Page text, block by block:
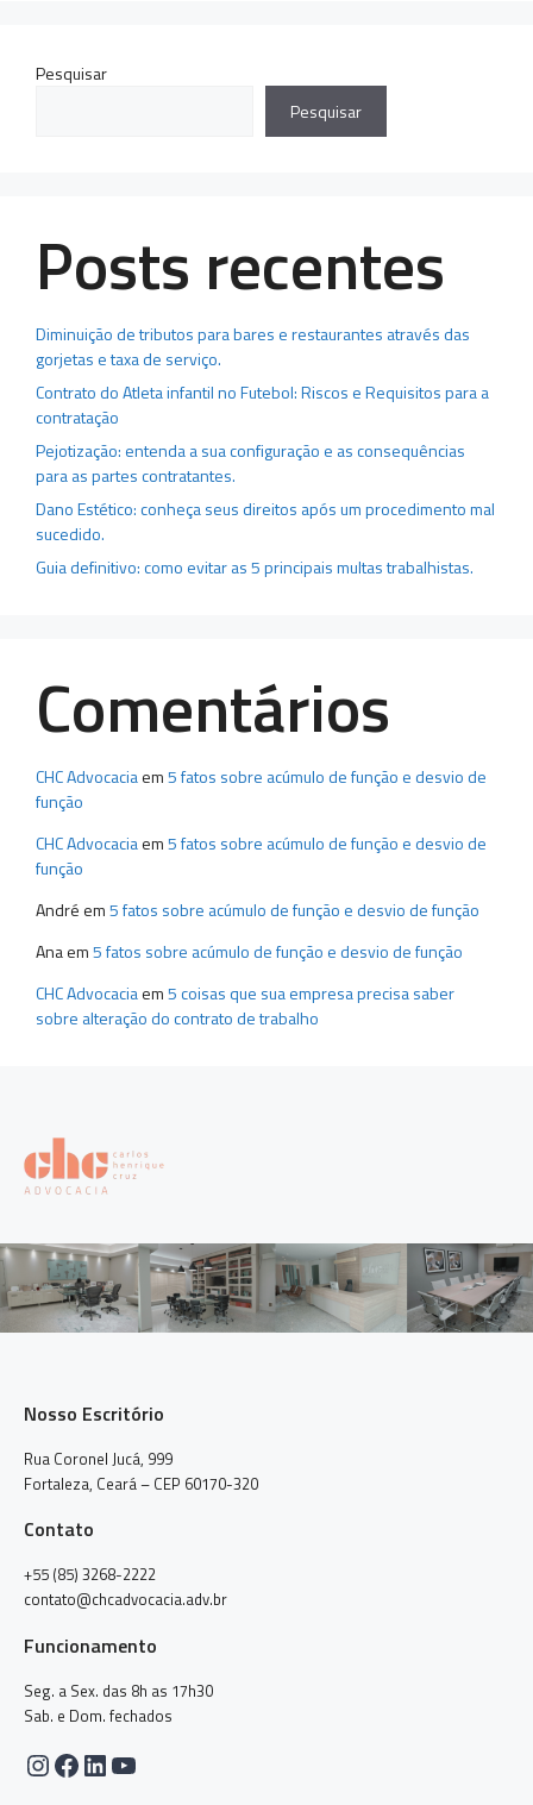
Pesquisar
Pesquisar
Posts recentes
Diminuição de tributos para bares e restaurantes através das
gorjetas e taxa de serviço.
Contrato do Atleta infantil no Futebol: Riscos e Requisitos para a
contratação
Pejotização: entenda a sua configuração e as consequências
para as partes contratantes.
Dano Estético: conheça seus direitos após um procedimento mal
sucedido.
Guia definitivo: como evitar as 5 principais multas trabalhistas.
Comentários
CHC Advocaciaem5 fatos sobre acúmulo de função e desvio de
função
CHC Advocaciaem5 fatos sobre acúmulo de função e desvio de
função
André em5 fatos sobre acúmulo de função e desvio de função
Anaem5 fatos sobre acúmulo de função e desvio de função
CHC Advocaciaem5 coisas que sua empresa precisa saber
sobre alteração do contrato de trabalho
Nosso Escritório
Rua Coronel Jucá, 999
Fortaleza, Ceará – CEP 60170-320
Contato
+55 (85) 3268-2222
contato@chcadvocacia.adv.br
Funcionamento
Seg. a Sex. das 8h as 17h30
Sab. e Dom. fechados
Instagram
Facebook
LinkedIn
Youtube